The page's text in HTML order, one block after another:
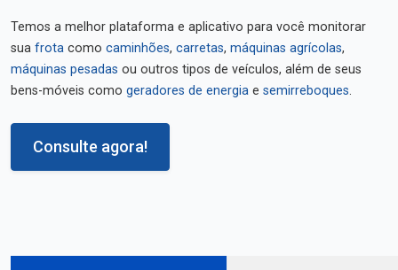
Temos a melhor plataforma e aplicativo para você monitorar
sua frota como caminhões, carretas, máquinas agrícolas,
máquinas pesadas ou outros tipos de veículos, além de seus
bens-móveis como geradores de energia e semirreboques.
Consulte agora!